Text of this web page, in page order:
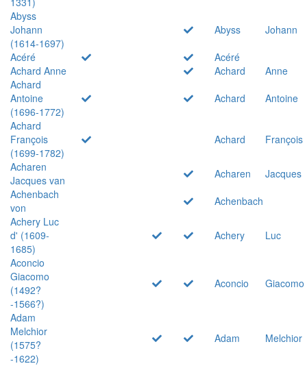
Abyss
Johann
(1614-1697)
Abyss
Johann
Acéré
Acéré
Achard Anne
Achard
Anne
Achard
Antoine
(1696-1772)
Achard
Antoine
Achard
François
(1699-1782)
Achard
François
Acharen
Jacques van
Acharen
Jacques
Achenbach
von
Achenbach
Achery Luc
d' (1609-
1685)
Achery
Luc
Aconcio
Giacomo
(1492?
-1566?)
Aconcio Giacomo
Adam
Melchior
(1575?
-1622)
Adam Melchior